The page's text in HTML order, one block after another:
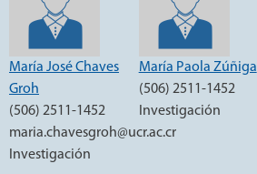
María José Chaves
Groh
(506) 2511-1452
maria.chavesgroh@ucr.ac.cr
Investigación
María Paola Zúñiga
(506) 2511-1452
Investigación